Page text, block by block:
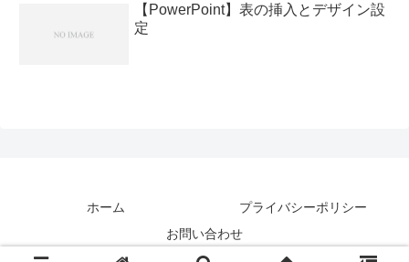
【PowerPoint】表の挿入とデザイン設
定
ホーム
プライバシーポリシー
お問い合わせ